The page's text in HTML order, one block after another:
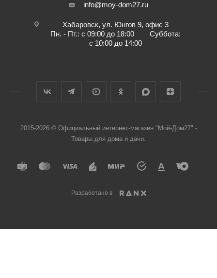
info@moy-dom27.ru
Хабаровск, ул. Юнгов 9, офис 3
Пн. - Пт.: с 09:00 до 18:00 Суббота:
с 10:00 до 14:00
2015-2026 © Официальный интернет-магазин "Мой-Дом27" -
Товары для дома и дачи.
Разработано в